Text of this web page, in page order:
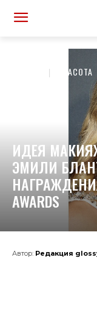
КРАСОТА
ИДЕЯ
ЭМИЛИ
НАГРАЖДЕНИЯ
AWARDS
Автор: Редакция